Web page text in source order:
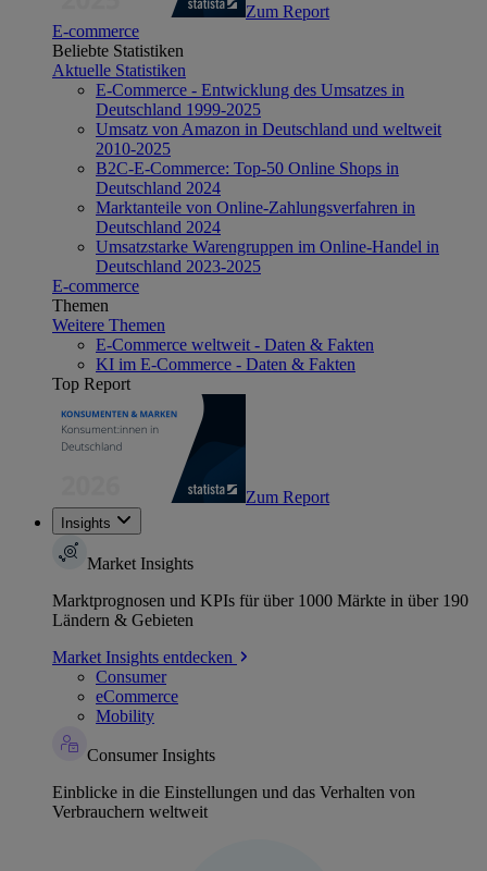
Zum Report
E-commerce
Beliebte Statistiken
Aktuelle Statistiken
E-Commerce - Entwicklung des Umsatzes in
Deutschland 1999-2025
Umsatz von Amazon in Deutschland und weltweit
2010-2025
B2C-E-Commerce: Top-50 Online Shops in
Deutschland 2024
Marktanteile von Online-Zahlungsverfahren in
Deutschland 2024
Umsatzstarke Warengruppen im Online-Handel in
Deutschland 2023-2025
E-commerce
Themen
Weitere Themen
E-Commerce weltweit - Daten & Fakten
KI im E-Commerce - Daten & Fakten
Top Report
Zum Report
Insights
Market Insights
Marktprognosen und KPIs für über 1000 Märkte in über 190
Ländern & Gebieten
Market Insights entdecken
Consumer
eCommerce
Mobility
Consumer Insights
Einblicke in die Einstellungen und das Verhalten von
Verbrauchern weltweit